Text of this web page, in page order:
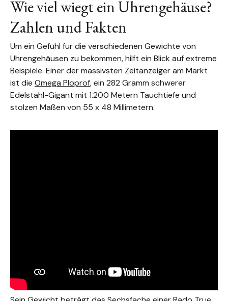
Wie viel wiegt ein Uhrengehäuse?
Zahlen und Fakten
Um ein Gefühl für die verschiedenen Gewichte von
Uhrengehäusen zu bekommen, hilft ein Blick auf extreme
Beispiele. Einer der massivsten Zeitanzeiger am Markt
ist die Omega Ploprof, ein 282 Gramm schwerer
Edelstahl-Gigant mit 1.200 Metern Tauchtiefe und
stolzen Maßen von 55 x 48 Millimetern.